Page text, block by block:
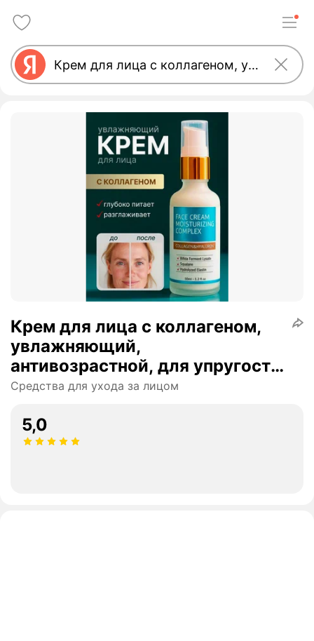
Крем для лица с коллагеном,
увлажняющий,
антивозрастной, для упругости
и эластичности кожи
Средства для ухода за лицом
5,0